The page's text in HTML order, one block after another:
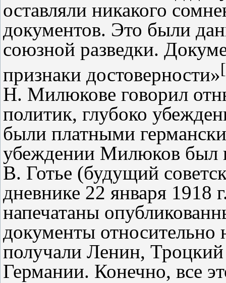
оставляли никакого
документов. Это были
союзной разведки.
признаки достоверности»
Н. Милюкове говорил
политик, глубоко
были платными
убеждении Милюков был
В. Готье (будущий
дневнике 22 января 1918
напечатаны
документы относительно
получали Ленин,
Германии. Конечно, все